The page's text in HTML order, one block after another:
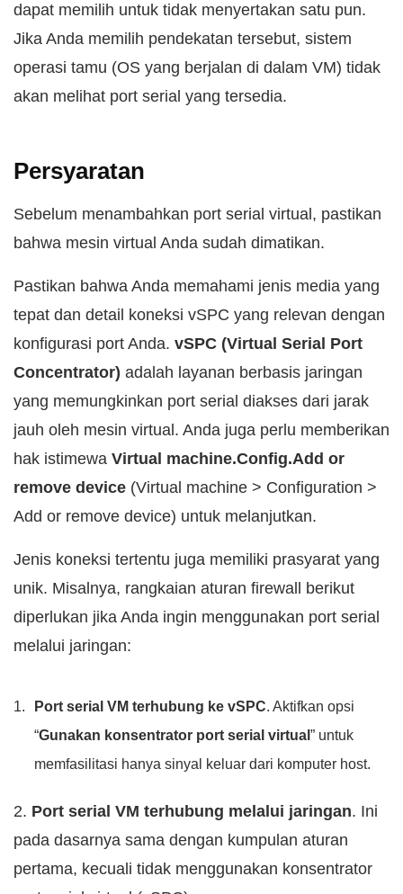
dapat memilih untuk tidak menyertakan satu pun.
Jika Anda memilih pendekatan tersebut, sistem
operasi tamu (OS yang berjalan di dalam VM) tidak
akan melihat port serial yang tersedia.
Persyaratan
Sebelum menambahkan port serial virtual, pastikan
bahwa mesin virtual Anda sudah dimatikan.
Pastikan bahwa Anda memahami jenis media yang
tepat dan detail koneksi vSPC yang relevan dengan
konfigurasi port Anda. vSPC (Virtual Serial Port
Concentrator) adalah layanan berbasis jaringan
yang memungkinkan port serial diakses dari jarak
jauh oleh mesin virtual. Anda juga perlu memberikan
hak istimewa Virtual machine.Config.Add or
remove device (Virtual machine > Configuration >
Add or remove device) untuk melanjutkan.
Jenis koneksi tertentu juga memiliki prasyarat yang
unik. Misalnya, rangkaian aturan firewall berikut
diperlukan jika Anda ingin menggunakan port serial
melalui jaringan:
Port serial VM terhubung ke vSPC. Aktifkan opsi
“Gunakan konsentrator port serial virtual ” untuk
memfasilitasi hanya sinyal keluar dari komputer host.
2. Port serial VM terhubung melalui jaringan. Ini
pada dasarnya sama dengan kumpulan aturan
pertama, kecuali tidak menggunakan konsentrator